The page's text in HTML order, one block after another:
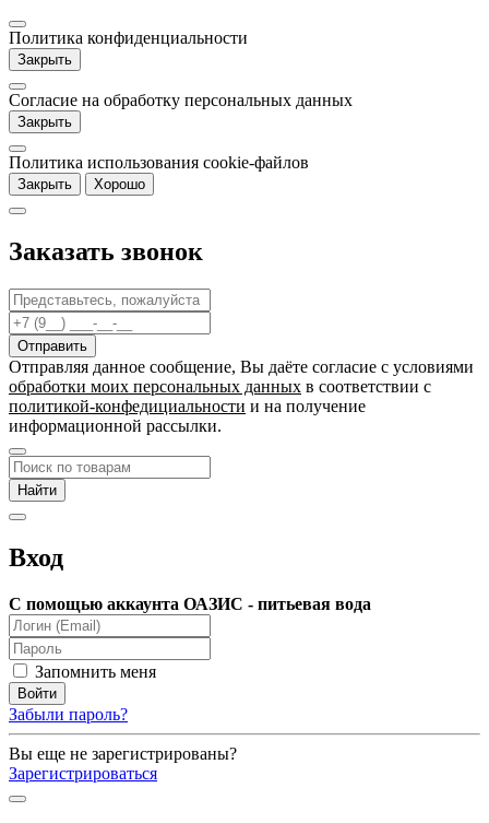
Политика конфиденциальности
Закрыть
Согласие на обработку персональных данных
Закрыть
Политика использования cookie-файлов
Закрыть Хорошо
Заказать звонок
Отправляя данное сообщение, Вы даёте согласие c условиями
обработки моих персональных данных в соответствии с
политикой-конфедициальности и на получение
информационной рассылки.
Вход
С помощью аккаунта ОАЗИС - питьевая вода
Запомнить меня
Забыли пароль?
Вы еще не зарегистрированы?
Зарегистрироваться